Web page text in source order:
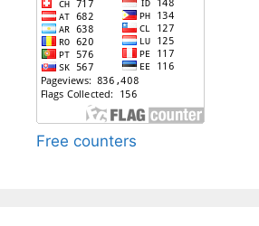
Free counters